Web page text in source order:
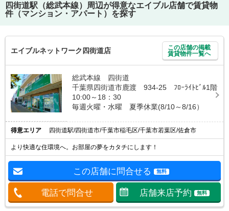
四街道駅（総武本線）
周辺が得意なエイブル店舗で賃貸物
件（マンション・アパート）を探す
エイブルネットワーク四街道店
この店舗の掲載
賃貸物件一覧へ
総武本線 四街道
千葉県四街道市鹿渡 934-25 ﾌﾛｰﾗｲﾄﾋﾞﾙ1階
10:00～18：30
毎週火曜・水曜 夏季休業(8/10～8/16）
得意エリア 四街道駅/四街道市/千葉市稲毛区/千葉市若葉区/佐倉市
より快適な住環境へ。お部屋の夢をカタチにします！
この店舗に問合せる 無料
電話で問合せ 店舗来店予約 無料